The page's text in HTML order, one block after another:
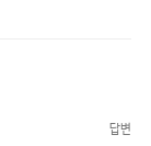
답변